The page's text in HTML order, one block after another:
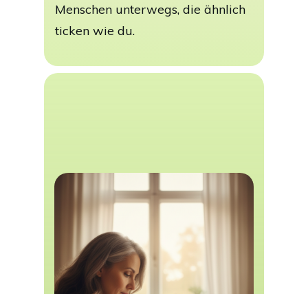
Menschen unterwegs, die ähnlich
ticken wie du.